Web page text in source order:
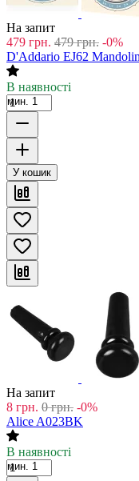
На запит
479 грн. 479 грн. -0%
D'Addario EJ62
В наявності
мин. 1
У кошик
На запит
8 грн. 0 грн. -0%
Alice A023BK
В наявності
мин. 1